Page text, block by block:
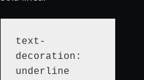
text-
decoration:
underline